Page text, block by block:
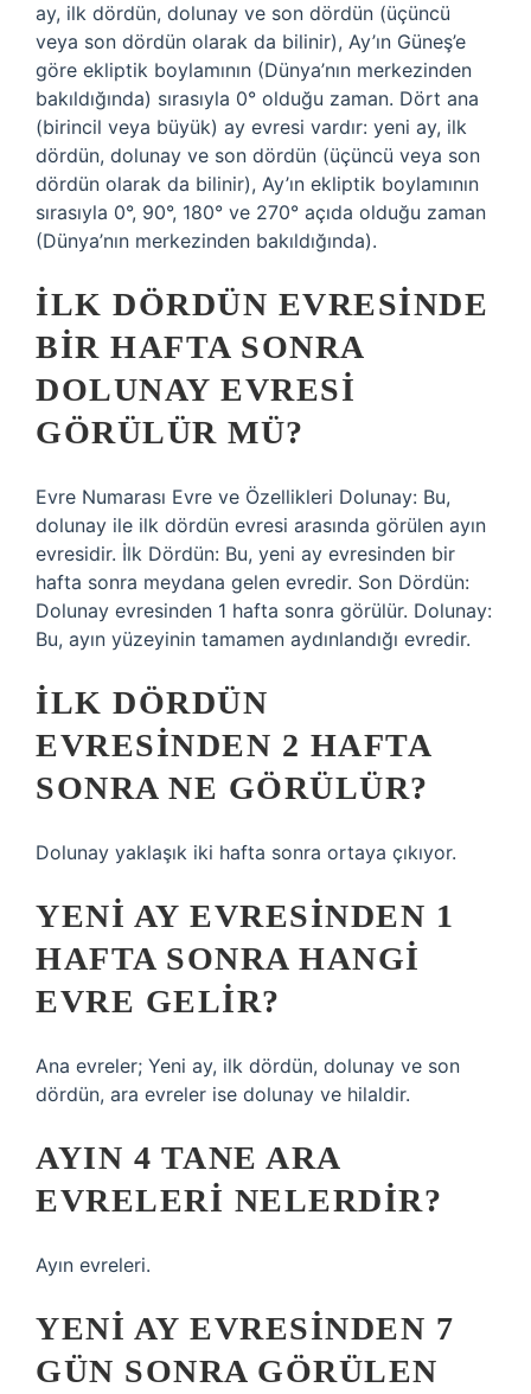
ay, ilk dördün, dolunay ve son dördün (üçüncü
veya son dördün olarak da bilinir), Ay’ın Güneş’e
göre ekliptik boylamının (Dünya’nın merkezinden
bakıldığında) sırasıyla 0° olduğu zaman. Dört ana
(birincil veya büyük) ay evresi vardır: yeni ay, ilk
dördün, dolunay ve son dördün (üçüncü veya son
dördün olarak da bilinir), Ay’ın ekliptik boylamının
sırasıyla 0°, 90°, 180° ve 270° açıda olduğu zaman
(Dünya’nın merkezinden bakıldığında).
İLK DÖRDÜN EVRESINDE
BIR HAFTA SONRA
DOLUNAY EVRESI
GÖRÜLÜR MÜ?
Evre Numarası Evre ve Özellikleri Dolunay: Bu,
dolunay ile ilk dördün evresi arasında görülen ayın
evresidir. İlk Dördün: Bu, yeni ay evresinden bir
hafta sonra meydana gelen evredir. Son Dördün:
Dolunay evresinden 1 hafta sonra görülür. Dolunay:
Bu, ayın yüzeyinin tamamen aydınlandığı evredir.
İLK DÖRDÜN
EVRESINDEN 2 HAFTA
SONRA NE GÖRÜLÜR?
Dolunay yaklaşık iki hafta sonra ortaya çıkıyor.
YENI AY EVRESINDEN 1
HAFTA SONRA HANGI
EVRE GELIR?
Ana evreler; Yeni ay, ilk dördün, dolunay ve son
dördün, ara evreler ise dolunay ve hilaldir.
AYIN 4 TANE ARA
EVRELERI NELERDIR?
Ayın evreleri.
YENI AY EVRESINDEN 7
GÜN SONRA GÖRÜLEN